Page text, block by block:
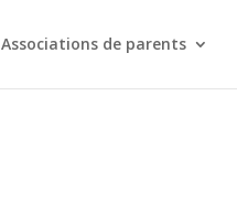
Associations de parents